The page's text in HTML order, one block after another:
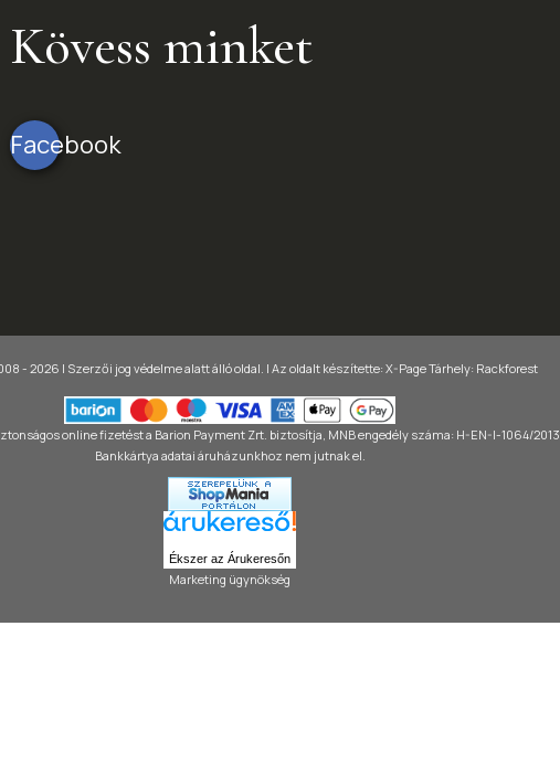
Kövess minket
Facebook
- 2026 | Szerzői jog védelme alatt álló oldal. | Az oldalt készítette: X-PageTárhely: Rackforest
online fizetést a Barion Payment Zrt. biztosítja, MNB engedély száma: H-EN-I-1064/2013
Bankkártya adatai áruházunkhoz nem jutnak el.
Ékszer az Árukeresőn
Marketing ügynökség